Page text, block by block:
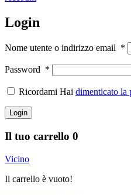
Login
Nome utente o indirizzo email *
Password *
Ricordami Hai dimenticato la
Login
Il tuo carrello 0
Vicino
Il carrello è vuoto!